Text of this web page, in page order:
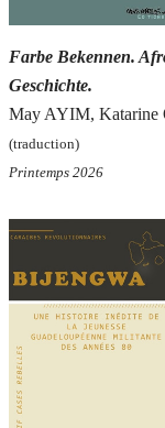
Farbe Bekennen.
Geschichte.
May AYIM, Katarine
(traduction)
Printemps 2026